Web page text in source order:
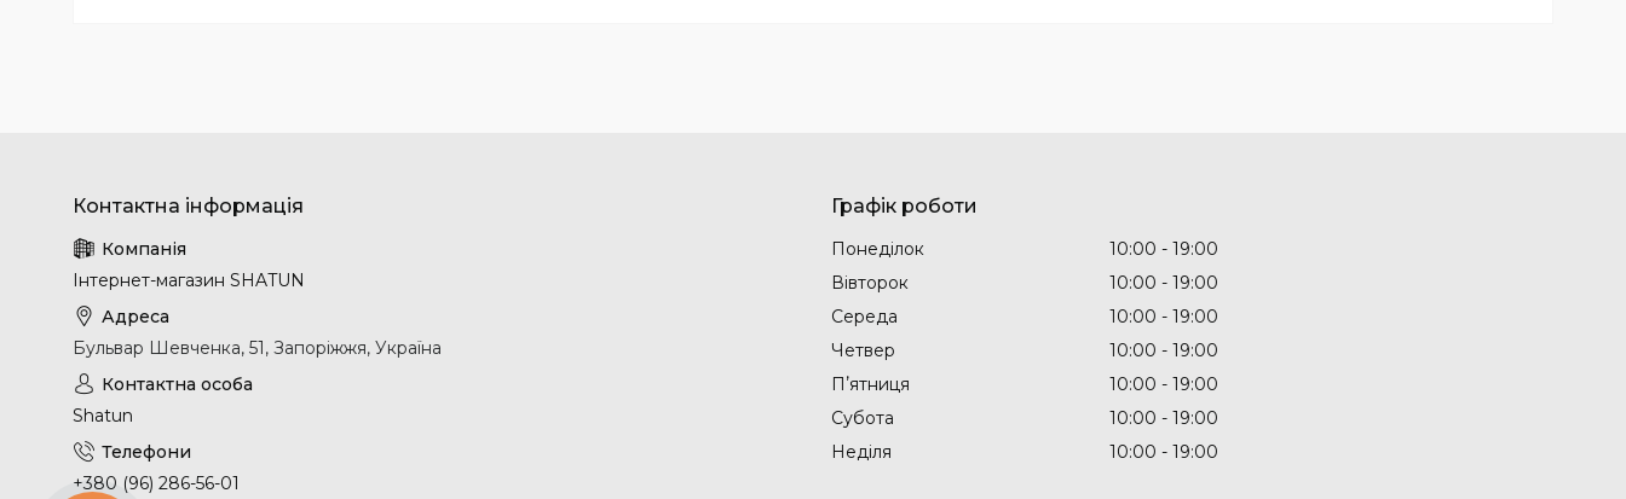
Інтернет-магазин SHATUN
Бульвар Шевченка, 51, Запоріжжя, Україна
Shatun
+380 (96) 286-56-01
Графік роботи
Понеділок 10:00
19:00
Вівторок
10:00
19:00
Середа
10:00
19:00
Четвер
10:00
19:00
Пʼятниця
10:00
19:00
Субота
10:00
19:00
Неділя
10:00 19:00